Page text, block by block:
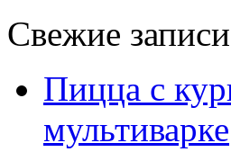
Свежие записи
Пицца с
мультиварке